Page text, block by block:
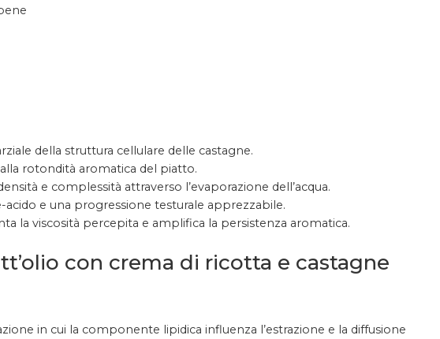
della struttura cellulare delle castagne.
rotondità aromatica del piatto.
e complessità attraverso l’evaporazione dell’acqua.
e una progressione testurale apprezzabile.
la viscosità percepita e amplifica la persistenza aromatica.
con crema di ricotta e castagne
in cui la componente lipidica influenza l’estrazione e la diffusione